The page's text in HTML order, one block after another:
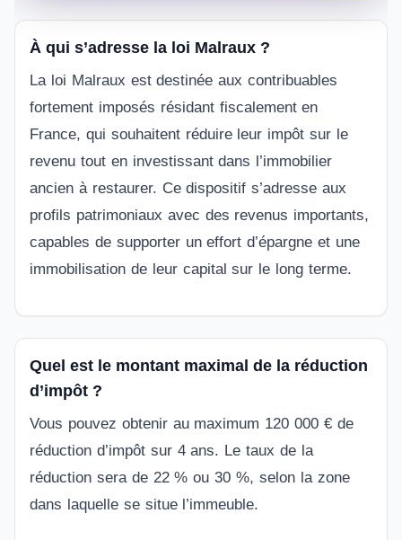
À qui s’adresse la loi Malraux ?
La loi Malraux est destinée aux contribuables
fortement imposés résidant fiscalement en
France, qui souhaitent réduire leur impôt sur le
revenu tout en investissant dans l’immobilier
ancien à restaurer. Ce dispositif s’adresse aux
profils patrimoniaux avec des revenus importants,
capables de supporter un effort d’épargne et une
immobilisation de leur capital sur le long terme.
Quel est le montant maximal de la réduction
d’impôt ?
Vous pouvez obtenir au maximum 120 000 € de
réduction d’impôt sur 4 ans. Le taux de la
réduction sera de 22 % ou 30 %, selon la zone
dans laquelle se situe l’immeuble.